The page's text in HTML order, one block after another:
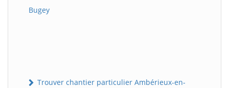
Bugey
Trouver chantier particulier Ambérieux-en-